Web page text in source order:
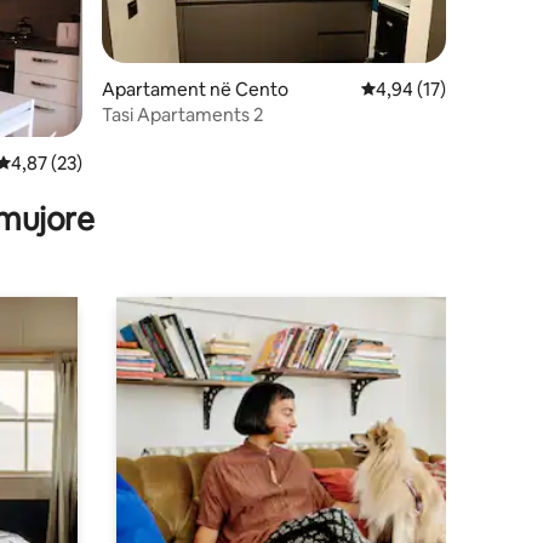
mesatar 4,87 nga 5, 23 vlerësime
4,87 (23)
Apartament në Cento Vlerësimi mesatar
4,94 (17)
Tasi Apartaments 2